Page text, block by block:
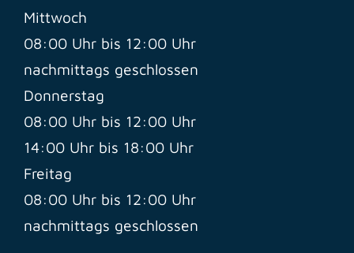
Mittwoch
08:00 Uhr bis 12:00 Uhr
nachmittags geschlossen
Donnerstag
08:00 Uhr bis 12:00 Uhr
14:00 Uhr bis 18:00 Uhr
Freitag
08:00 Uhr bis 12:00 Uhr
nachmittags geschlossen